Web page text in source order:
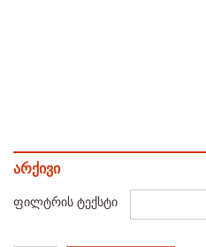
არქივი
ფილტრის ტექსტი